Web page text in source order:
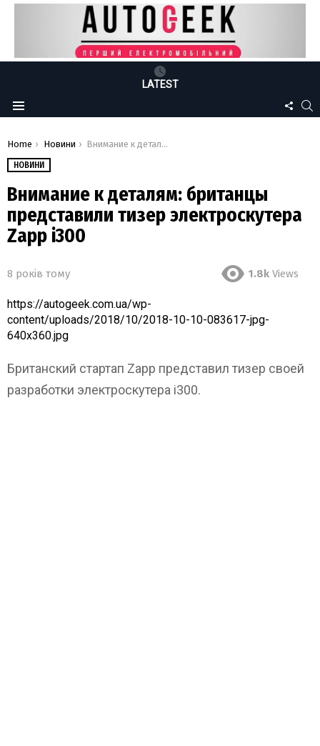
LATEST
Menu
US
You are here:
Home Новини Внимание к деталям: британцы представили тизер электроскутера Zapp i300
НОВИНИ
Внимание к деталям: британцы
представили тизер электроскутера
Zapp i300
8 років тому 1.8k Views
https://autogeek.com.ua/wp-
content/uploads/2018/10/2018-10-10-083617-jpg-
640x360.jpg
Британский стартап Zapp представил тизер своей
разработки электроскутера i300.